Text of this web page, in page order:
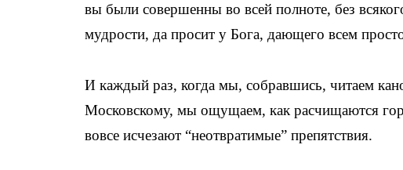
вы были совершенны во всей полноте, без
мудрости, да просит у Бога, дающего всем
И каждый раз, когда мы, собравшись, читаем
Московскому, мы ощущаем, как расчищаются
вовсе исчезают “неотвратимые” препятствия.